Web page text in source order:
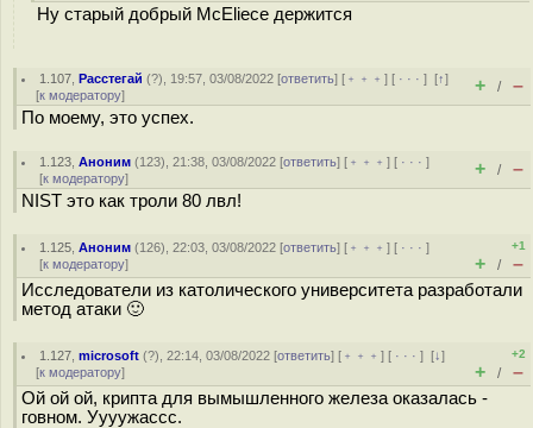
Ну старый добрый McEliece держится
1.107 ,Расстегай (?), 19:57, 03/08/2022 [ответить] [ ﹢﹢﹢] [ · · ·][↑]
[к модератору] + / –
По моему, это успех.
1.123 ,Аноним (123), 21:38, 03/08/2022 [ответить] [ ﹢﹢﹢] [ · · ·]
[к модератору] + / –
NIST это как троли 80 лвл!
1.125 ,Аноним (126), 22:03, 03/08/2022 [ответить] [ ﹢﹢﹢] [ · · ·]
[к модератору]
+1
+ / –
Исследователи из католического университета разработали
метод атаки 🙂
1.127 ,microsoft (?), 22:14, 03/08/2022 [ответить] [ ﹢﹢﹢] [ · · ·][↓]
[к модератору]
+2
+ / –
Ой ой ой, крипта для вымышленного железа оказалась -
говном. Уууужассс.